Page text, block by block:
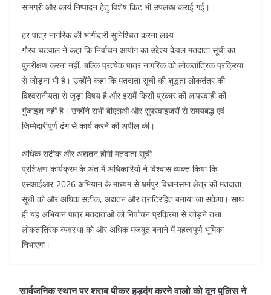
सामग्री और कार्य निष्पादन हेतु विशेष किट भी उपलब्ध कराई गई।
हर पात्र नागरिक की भागीदारी सुनिश्चित करना लक्ष्य
गौरव चटवाल ने कहा कि निर्वाचन आयोग का उद्देश्य केवल मतदाता सूची का
पुनरीक्षण करना नहीं, बल्कि प्रत्येक पात्र नागरिक को लोकतांत्रिक प्रक्रिया
से जोड़ना भी है। उन्होंने कहा कि मतदाता सूची की शुद्धता लोकतंत्र की
विश्वसनीयता से जुड़ा विषय है और इसमें किसी प्रकार की लापरवाही की
गुंजाइश नहीं है। उन्होंने सभी बीएलओ और सुपरवाइजरों से समयबद्ध एवं
जिम्मेदारीपूर्ण ढंग से कार्य करने की अपील की।
अधिक सटीक और अद्यतन होगी मतदाता सूची
प्रशिक्षण कार्यक्रम के अंत में अधिकारियों ने विश्वास व्यक्त किया कि
एसआईआर-2026 अभियान के माध्यम से धर्मपुर विधानसभा क्षेत्र की मतदाता
सूची को और अधिक सटीक, अद्यतन और त्रुटिरहित बनाया जा सकेगा। साथ
ही यह अभियान पात्र मतदाताओं को निर्वाचन प्रक्रिया से जोड़ने तथा
लोकतांत्रिक व्यवस्था को और अधिक मजबूत बनाने में महत्वपूर्ण भूमिका
निभाएगा।
सार्वजनिक स्थान पर शराब पीकर हुड़दंग करने वालो को दून पुलिस ने